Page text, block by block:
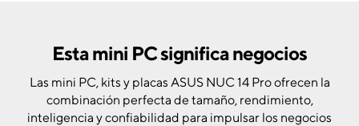
Esta mini PC significa negocios
Las mini PC, kits y placas ASUS NUC 14 Pro ofrecen la
combinación perfecta de tamaño, rendimiento,
inteligencia y confiabilidad para impulsar los negocios